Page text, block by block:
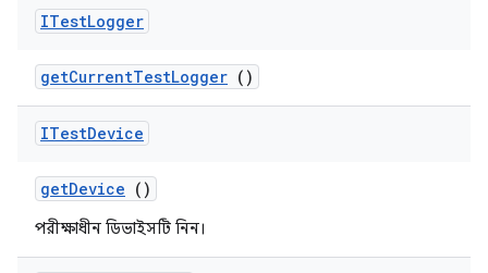
ITestLogger
getCurrentTestLogger ()
ITestDevice
getDevice ()
পরীক্ষাধীন ডিভাইসটি নিন।